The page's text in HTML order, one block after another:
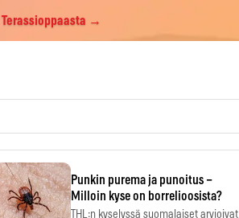
→
Punkin purema ja punoitus –
Milloin kyse on borrelioosista?
THL:n kyselyssä suomalaiset arvioivat